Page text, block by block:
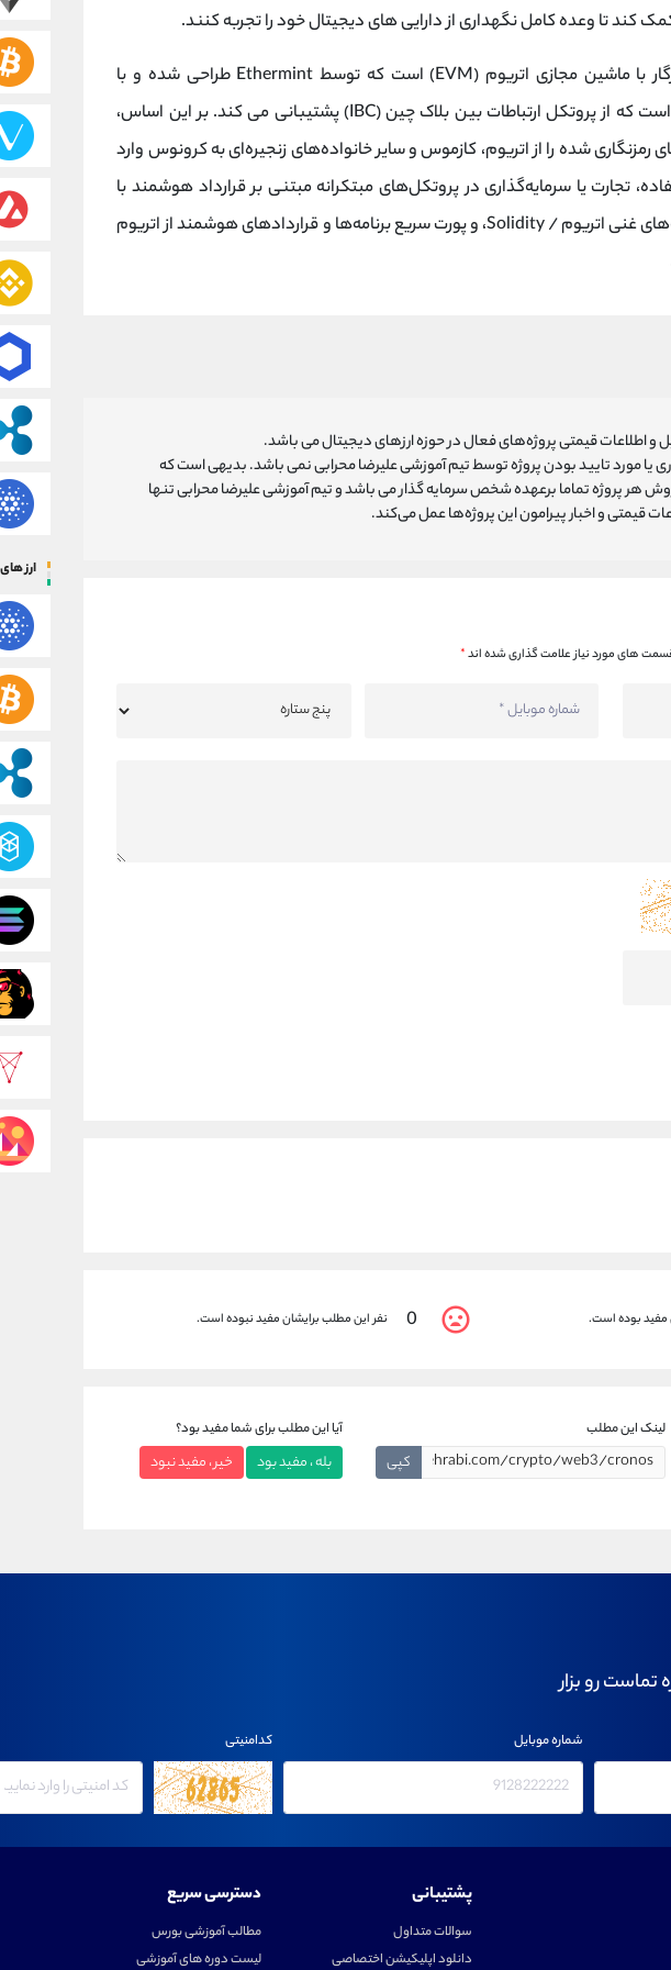
کرونوس یک بلاک چین سازگار با ماشین مجازی اتریوم (EVM) است که توسط Ethermint طراحی شده و با
Cosmos SDK ساخته شده است که از پروتکل ارتباطات بین بلاک چین (IBC) پشتیبانی می کند. بر این اساس،
رمزنگاری شده را از اتریوم، کازموس و سایر خانواده‌های زنجیره‌ای به کرونوس وارد
تجارت یا سرمایه‌گذاری در پروتکل‌های مبتکرانه مبتنی بر قرارداد هوشمند با
استفاده از اکوسیستم برنامه‌های غنی اتریوم / Solidity، و پورت سریع برنامه‌ها و قراردادهای هوشمند از اتریوم
اطلاعات قیمتی پروژه‌های فعال در حوزه ارزهای دیجیتال می باشد.
یا مورد تایید بودن پروژه توسط تیم آموزشی علیرضا محرابی نمی باشد. بدیهی است که
هر پروژه تماما برعهده شخص سرمایه گذار می باشد و تیم آموزشی علیرضا محرابی تنها
قیمتی و اخبار پیرامون این پروژه‌‌ها عمل می‌کند.
های مورد نیاز علامت گذاری شده اند*
مفید بوده است. 0 نفر این مطلب برایشان مفید نبوده است.
لینک این مطلب
کپی
آیا این مطلب برای شما مفید بود؟
بله ، مفید بود خیر ، مفید نبود
ارز
تماست رو بزار
شماره موبایل کدامنیتی
پشتیبانی
سوالات متداول
دانلود اپلیکیشن اختصاصی
دسترسی سریع
مطالب آموزشی بورس
لیست دوره های آموزشی